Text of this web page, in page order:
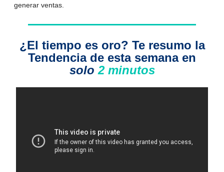
generar ventas.
¿El tiempo es oro? Te resumo la
Tendencia de esta semana en
solo 2 minutos